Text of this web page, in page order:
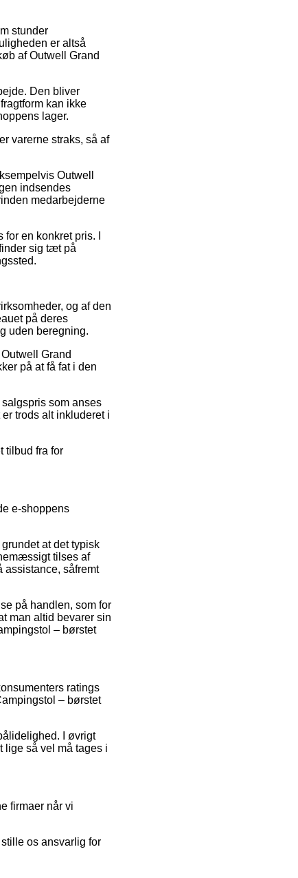
stunder
er altså
af Outwell Grand
Den bliver
kan ikke
lager.
varerne straks, så af
Outwell
indsendes
medarbejderne
en konkret pris. I
sig tæt på
og af den
på deres
uden beregning.
Grand
på at få fat i den
som anses
trods alt inkluderet i
tilbud fra for
e-shoppens
at det typisk
tilses af
assistance, såfremt
på handlen, som for
man altid bevarer sin
– børstet
ratings
– børstet
I øvrigt
lige så vel må tages i
firmaer når vi
os ansvarlig for